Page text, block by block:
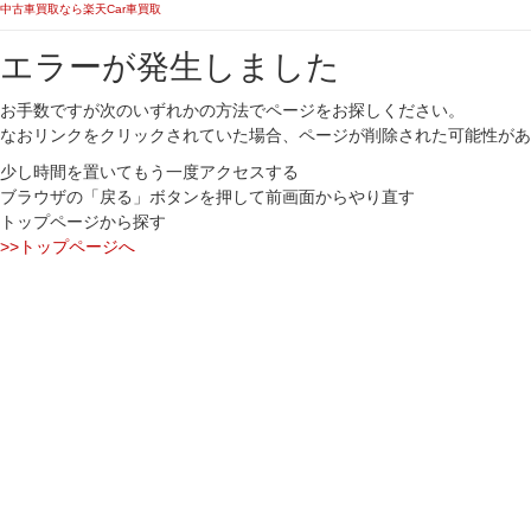
中古車買取なら楽天Car車買取
エラーが発生しました
お手数ですが次のいずれかの方法でページをお探しください。
なおリンクをクリックされていた場合、ページが削除された可能性が
少し時間を置いてもう一度アクセスする
ブラウザの「戻る」ボタンを押して前画面からやり直す
トップページから探す
>>トップページへ